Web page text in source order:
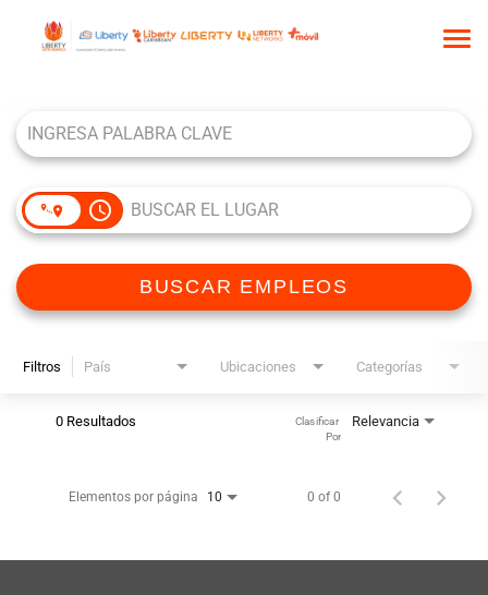
QUIÉNES SOMOS
COMUNIDAD DE TALENTO
access_time
BUSCAR EMPLEOS
Filtros País Ubicaciones Categorías
0 Resultados Relevancia
Clasificar
Por
Elementos por página 10 0 of 0